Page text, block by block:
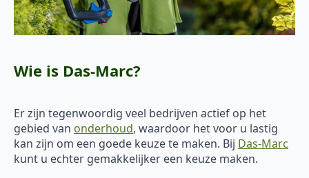
Wie is Das-Marc?
Er zijn tegenwoordig veel bedrijven actief op het
gebied van onderhoud, waardoor het voor u lastig
kan zijn om een goede keuze te maken. Bij Das-Marc
kunt u echter gemakkelijker een keuze maken.